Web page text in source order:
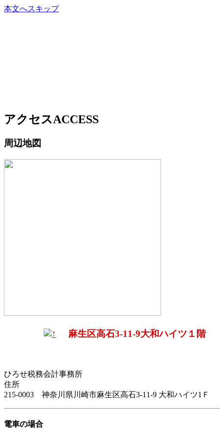
本文へスキップ
アクセスACCESS
周辺地図
麻生区高石3-11-9大和ハイツ１階
ひろせ税務会計事務所
住所
215-0003 神奈川県川崎市麻生区高石3-11-9 大和ハイツ1Ｆ
電車の場合